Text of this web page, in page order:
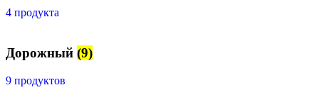
4 продукта
Дорожный (9)
9 продуктов